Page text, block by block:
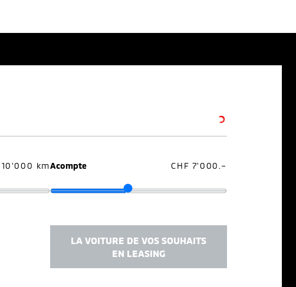
10'000 kmAcompte CHF 7'000.–
LA VOITURE DE VOS SOUHAITS
EN LEASING